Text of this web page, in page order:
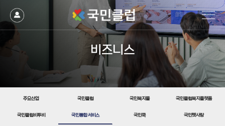
비즈니스
주요산업 국민클럽 국민복지몰 국민클럽복지플랫폼
국민클럽비투비 국민통합서비스 국민쿡 국민펫사랑